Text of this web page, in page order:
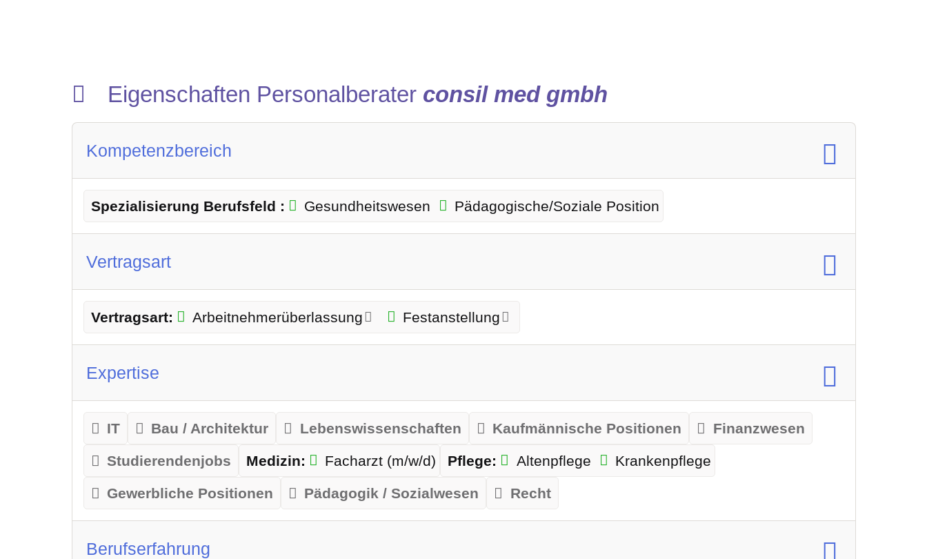
Eigenschaften Personalberater consil med gmbh
Kompetenzbereich
Spezialisierung Berufsfeld : Gesundheitswesen Pädagogische/Soziale Position
Vertragsart
Vertragsart: Arbeitnehmerüberlassung Festanstellung
Expertise
IT Bau / Architektur Lebenswissenschaften Kaufmännische Positionen
Finanzwesen
Studierendenjobs
Medizin: Facharzt (m/w/d) Pflege: Altenpflege
Krankenpflege
Gewerbliche Positionen
Pädagogik / Sozialwesen Recht
Berufserfahrung